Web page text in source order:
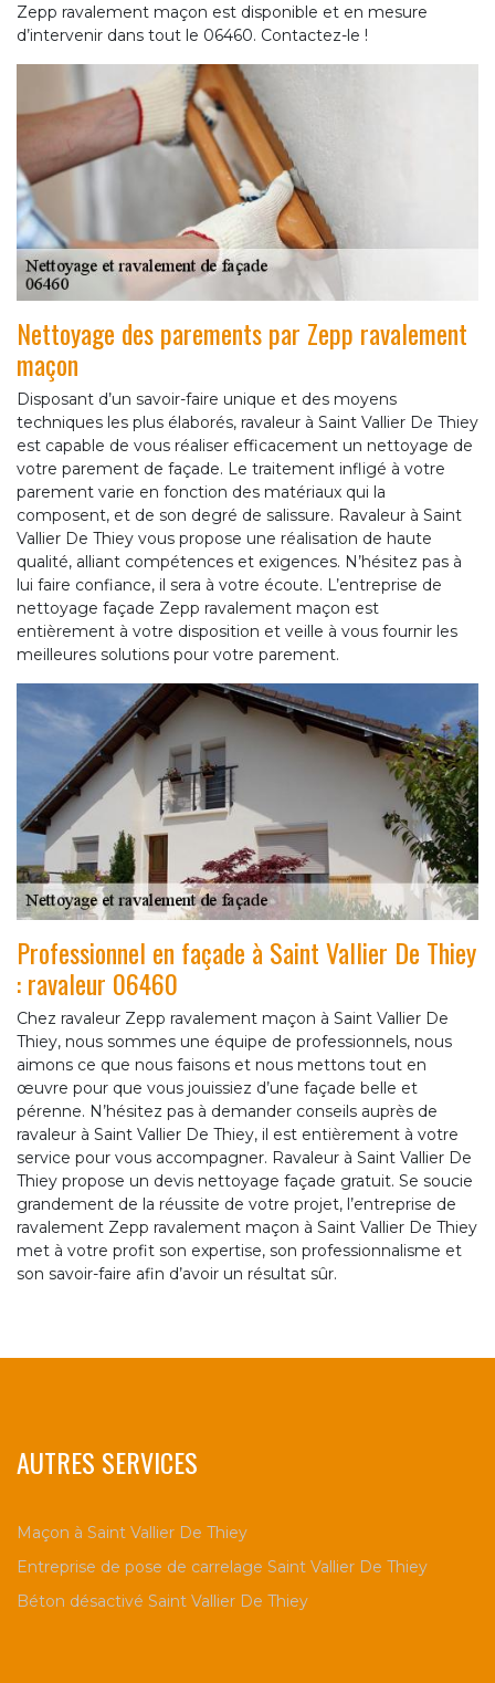
Zepp ravalement maçon est disponible et en mesure
d’intervenir dans tout le 06460. Contactez-le !
Nettoyage des parements par Zepp ravalement
maçon
Disposant d’un savoir-faire unique et des moyens
techniques les plus élaborés, ravaleur à Saint Vallier De Thiey
est capable de vous réaliser efficacement un nettoyage de
votre parement de façade. Le traitement infligé à votre
parement varie en fonction des matériaux qui la
composent, et de son degré de salissure. Ravaleur à Saint
Vallier De Thiey vous propose une réalisation de haute
qualité, alliant compétences et exigences. N’hésitez pas à
lui faire confiance, il sera à votre écoute. L’entreprise de
nettoyage façade Zepp ravalement maçon est
entièrement à votre disposition et veille à vous fournir les
meilleures solutions pour votre parement.
Professionnel en façade à Saint Vallier De Thiey
: ravaleur 06460
Chez ravaleur Zepp ravalement maçon à Saint Vallier De
Thiey, nous sommes une équipe de professionnels, nous
aimons ce que nous faisons et nous mettons tout en
œuvre pour que vous jouissiez d’une façade belle et
pérenne. N’hésitez pas à demander conseils auprès de
ravaleur à Saint Vallier De Thiey, il est entièrement à votre
service pour vous accompagner. Ravaleur à Saint Vallier De
Thiey propose un devis nettoyage façade gratuit. Se soucie
grandement de la réussite de votre projet, l’entreprise de
ravalement Zepp ravalement maçon à Saint Vallier De Thiey
met à votre profit son expertise, son professionnalisme et
son savoir-faire afin d’avoir un résultat sûr.
AUTRES SERVICES
Maçon à Saint Vallier De Thiey
Entreprise de pose de carrelage Saint Vallier De Thiey
Béton désactivé Saint Vallier De Thiey